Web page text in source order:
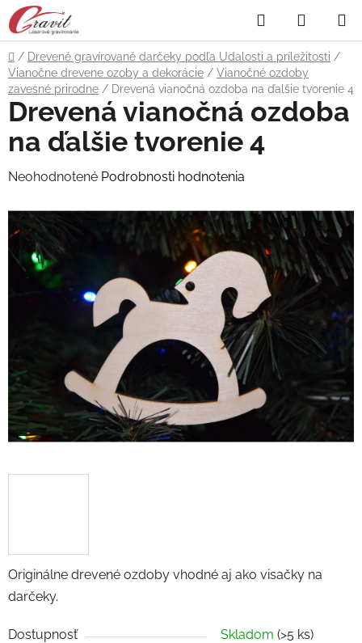
Prejsť
na
obsah
Hľadať
KOŠÍK
Domov
/ Drevené gravírované darčeky podľa Udalosti a príležitosti /
Vianočne drevene ozoby a dekorácie / Vianočné ozdoby
zavesné prirodne / Drevená vianočná ozdoba na ďalšie tvorenie 4
Originálne drevené ozdoby vhodné aj ako visačky na
darčeky.
Dostupnosť Skladom (>5 ks)
Drevená vianočná ozdoba
na ďalšie tvorenie 4
Priemerné
produktu
je
0,0
Neohodnotené Podrobnosti hodnotenia